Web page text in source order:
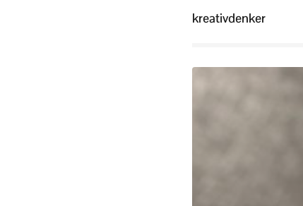
kreativdenker